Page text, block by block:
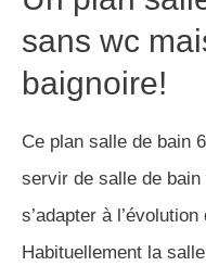
sans wc
baignoire!
Ce plan salle de bain
servir de salle de
s’adapter à
Habituellement la